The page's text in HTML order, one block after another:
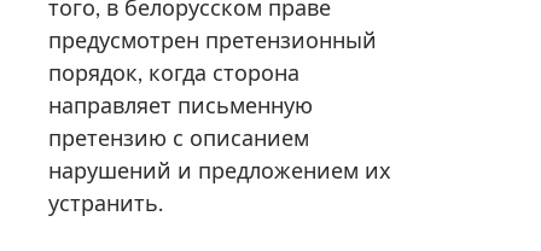
того, в белорусском праве
предусмотрен претензионный
порядок, когда сторона
направляет письменную
претензию с описанием
нарушений и предложением их
устранить.